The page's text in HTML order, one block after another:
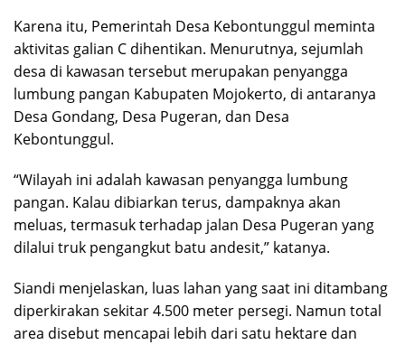
Karena itu, Pemerintah Desa Kebontunggul meminta
aktivitas galian C dihentikan. Menurutnya, sejumlah
desa di kawasan tersebut merupakan penyangga
lumbung pangan Kabupaten Mojokerto, di antaranya
Desa Gondang, Desa Pugeran, dan Desa
Kebontunggul.
“Wilayah ini adalah kawasan penyangga lumbung
pangan. Kalau dibiarkan terus, dampaknya akan
meluas, termasuk terhadap jalan Desa Pugeran yang
dilalui truk pengangkut batu andesit,” katanya.
Siandi menjelaskan, luas lahan yang saat ini ditambang
diperkirakan sekitar 4.500 meter persegi. Namun total
area disebut mencapai lebih dari satu hektare dan